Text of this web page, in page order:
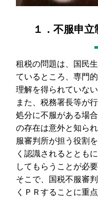
１．不服申
租税の問題は、国民
ているところ、専門
理解を得られていな
また、税務署長等が
処分に不服がある場
の存在は意外と知ら
服審判所が担う役割
く認識されるととも
してもらうことが必要
そこで、国税不服審
くＰＲすることに重